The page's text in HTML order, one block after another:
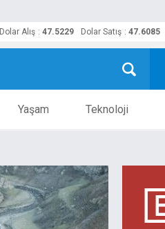
Dolar Alış : 47.5229 Dolar Satış : 47.6085
Yaşam Teknoloji